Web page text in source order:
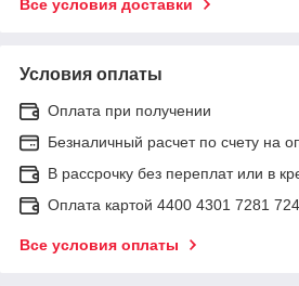
Все условия доставки
Условия оплаты
Оплата при получении
Безналичный расчет по счету на
В рассрочку без переплат или в
Оплата картой 4400 4301 7281
Все условия оплаты